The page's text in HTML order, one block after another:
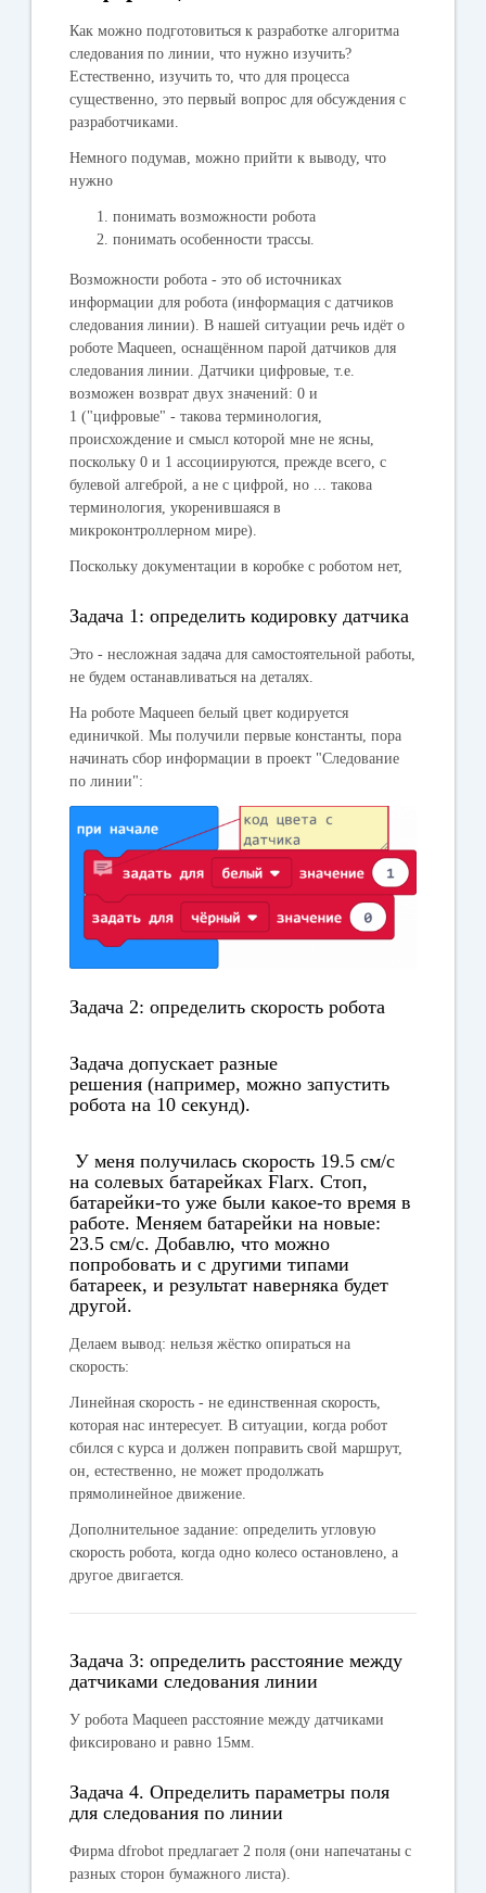
Как можно подготовиться к разработке алгоритма
следования по линии, что нужно изучить?
Естественно, изучить то, что для процесса
существенно, это первый вопрос для обсуждения с
разработчиками.
Немного подумав, можно прийти к выводу, что
нужно
понимать возможности робота
понимать особенности трассы.
Возможности робота - это обисточниках
информации для робота (информация с датчиков
следования линии). В нашей ситуации речь идёт о
роботе Maqueen, оснащённом парой датчиков для
следования линии. Датчики цифровые, т.е.
возможен возврат двух значений: 0 и
1 ("цифровые" - такова терминология,
происхождение и смысл которой мне не ясны,
поскольку 0 и 1 ассоциируются, прежде всего, с
булевой алгеброй, а не с цифрой, но ... такова
терминология, укоренившаяся в
микроконтроллерном мире).
Поскольку документации в коробке с роботом нет,
Задача 1: определить кодировку датчика
Это - несложная задача для самостоятельной работы,
не будем останавливаться на деталях.
На роботе Maqueen белый цвет кодируется
единичкой. Мы получили первые константы, пора
начинать сбор информации в проект "Следование
по линии":
Задача 2: определить скорость робота
Задача допускает разные
решения (например, можно запустить
робота на 10 секунд).
У меня получилась скорость 19.5 см/c
на солевых батарейках Flarx. Стоп,
батарейки-то уже были какое-то время в
работе. Меняем батарейки на новые:
23.5 см/c. Добавлю, что можно
попробовать и с другими типами
батареек, и результат наверняка будет
другой.
Делаем вывод: нельзя жёстко опираться на
скорость:
Линейная скорость - не единственная скорость,
которая нас интересует. В ситуации, когда робот
сбился с курса и должен поправить свой маршрут,
он, естественно, не может продолжать
прямолинейное движение.
Дополнительное задание: определить угловую
скорость робота, когда одно колесо остановлено, а
другое двигается.
Задача 3: определить расстояние между
датчиками следования линии
У робота Maqueen расстояние между датчиками
фиксировано и равно 15мм.
Задача 4. Определить параметры поля
для следования по линии
Фирма dfrobot предлагает 2 поля (они напечатаны с
разных сторон бумажного листа).